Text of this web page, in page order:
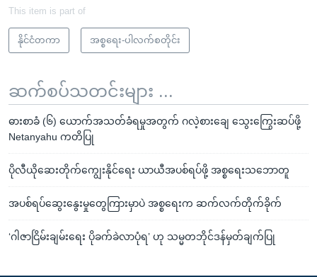
This item is part of
နိုင်ငံတကာ အစ္စရေး-ပါလက်စတိုင်း
ဆက်စပ်သတင်းများ ...
ဓားစာခံ (၆) ယောက်အသတ်ခံရမှုအတွက် ဂလဲ့စားချေ သွေးကြွေးဆပ်ဖို့
Netanyahu ကတိပြု
ပိုလီယိုဆေးတိုက်ကျွေးနိုင်ရေး ယာယီအပစ်ရပ်ဖို့ အစ္စရေးသဘောတူ
အပစ်ရပ်ဆွေးနွေးမှုတွေကြားမှာပဲ အစ္စရေးက ဆက်လက်တိုက်ခိုက်
‘ဂါဇာငြိမ်းချမ်းရေး ပိုခက်ခဲလာပုံရ’ ဟု သမ္မတဘိုင်ဒန်မှတ်ချက်ပြု